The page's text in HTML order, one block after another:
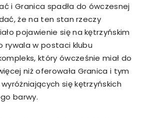
i Granica spadła do ówczesnej
że na ten stan rzeczy
pojawienie się na kętrzyńskim
rywala w postaci klubu
który ówcześnie miał do
niż oferowała Granica i tym
się kętrzyńskich
barwy.